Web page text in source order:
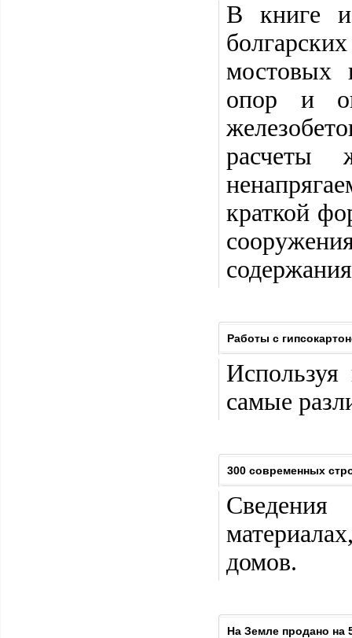
В книге
мостовых
опор и
расчеты
краткой
Работы с
самые
300 современных
домов.
На Земле продано на